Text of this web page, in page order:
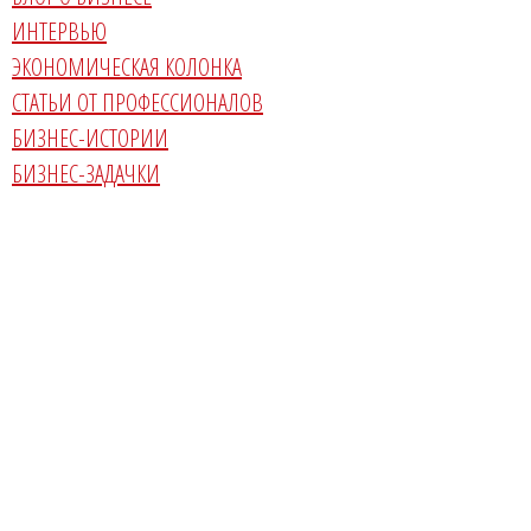
ИНТЕРВЬЮ
ЭКОНОМИЧЕСКАЯ КОЛОНКА
СТАТЬИ ОТ ПРОФЕССИОНАЛОВ
БИЗНЕС-ИСТОРИИ
БИЗНЕС-ЗАДАЧКИ